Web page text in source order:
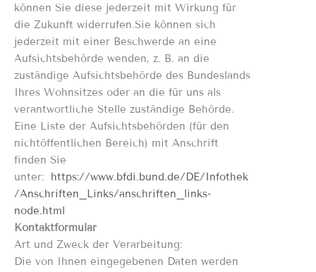
können Sie diese jederzeit mit Wirkung für
die Zukunft widerrufen.Sie können sich
jederzeit mit einer Beschwerde an eine
Aufsichtsbehörde wenden, z. B. an die
zuständige Aufsichtsbehörde des Bundeslands
Ihres Wohnsitzes oder an die für uns als
verantwortliche Stelle zuständige Behörde.
Eine Liste der Aufsichtsbehörden (für den
nichtöffentlichen Bereich) mit Anschrift
finden Sie
unter: https://www.bfdi.bund.de/DE/Infothek
/Anschriften_Links/anschriften_links-
node.html
Kontaktformular
Art und Zweck der Verarbeitung:
Die von Ihnen eingegebenen Daten werden